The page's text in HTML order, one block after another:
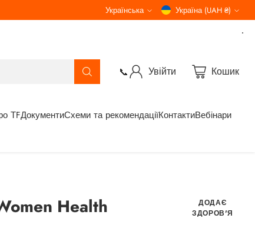
📞 Увійти Кошик
ТFДокументиСхеми та рекомендаціїКонтактиВебінари
Зроблено в Україні. Від родини Дуйко
Мова
Українська Валюта Україна (UAH ₴)
Health
ДОДАЄ
ЗДОРОВ'Я